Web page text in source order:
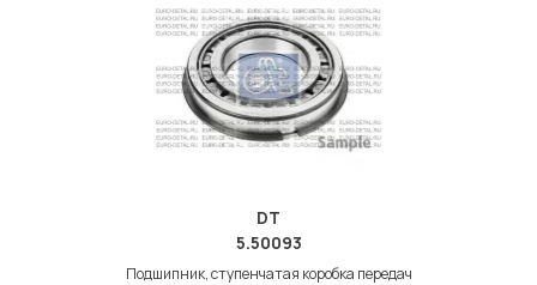
DT
5.50093
Подшипник, ступенчатая коробка передач